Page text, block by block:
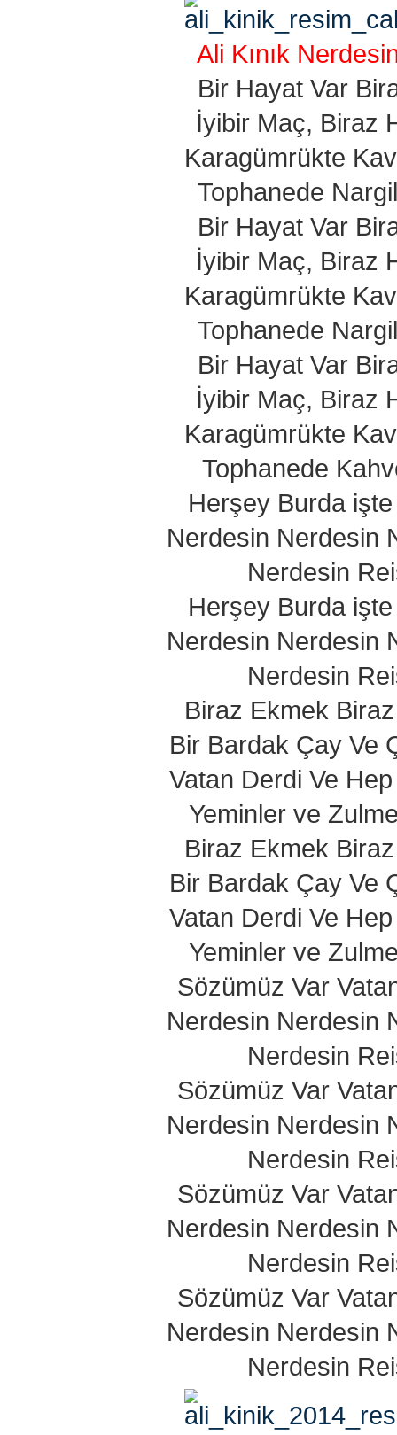
Ali Kınık
Bir Hayat Var
İyibir Maç, Biraz
Karagümrükte
Tophanede
Bir Hayat Var
İyibir Maç, Biraz
Karagümrükte
Tophanede
Bir Hayat Var
İyibir Maç, Biraz
Karagümrükte
Tophanede
Herşey Burda
Nerdesin Nerdesin
Nerdesin
Herşey Burda
Nerdesin Nerdesin
Nerdesin
Biraz Ekmek
Bir Bardak Çay Ve
Vatan Derdi Ve
Yeminler ve
Biraz Ekmek
Bir Bardak Çay Ve
Vatan Derdi Ve
Yeminler ve
Sözümüz Var
Nerdesin Nerdesin
Nerdesin
Sözümüz Var
Nerdesin Nerdesin
Nerdesin
Sözümüz Var
Nerdesin Nerdesin
Nerdesin
Sözümüz Var
Nerdesin Nerdesin
Nerdesin